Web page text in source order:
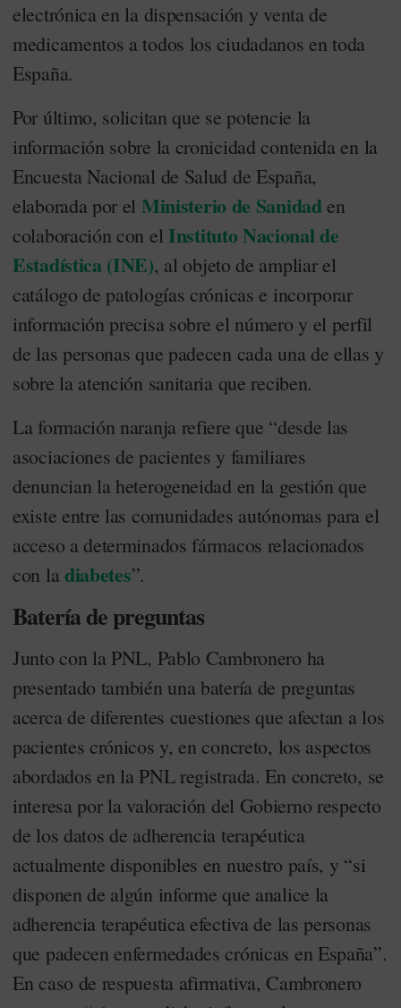
electrónica en la dispensación y venta de
medicamentos a todos los ciudadanos en toda
España.
Por último, solicitan que se potencie la
información sobre la cronicidad contenida en la
Encuesta Nacional de Salud de España,
elaborada por el Ministerio de Sanidaden
colaboración con el Instituto Nacional de
Estadística (INE), al objeto de ampliar el
catálogo de patologías crónicas e incorporar
información precisa sobre el número y el perfil
de las personas que padecen cada una de ellas y
sobre la atención sanitaria que reciben.
La formación naranja refiere que “desde las
asociaciones de pacientes y familiares
denuncian la heterogeneidad en la gestión que
existe entre las comunidades autónomas para el
acceso a determinados fármacos relacionados
con la diabetes”.
Batería de preguntas
Junto con la PNL, Pablo Cambronero ha
presentado también una batería de preguntas
acerca de diferentes cuestiones que afectan a los
pacientes crónicos y, en concreto, los aspectos
abordados en la PNL registrada. En concreto, se
interesa por la valoración del Gobierno respecto
de los datos de adherencia terapéutica
actualmente disponibles en nuestro país, y “si
disponen de algún informe que analice la
adherencia terapéutica efectiva de las personas
que padecen enfermedades crónicas en España”.
En caso de respuesta afirmativa, Cambronero